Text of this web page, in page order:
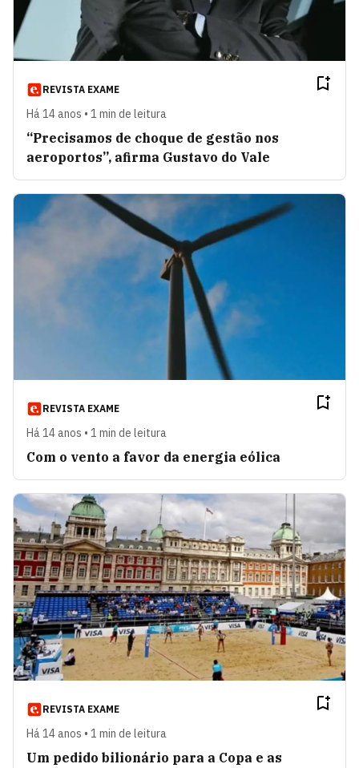
REVISTA EXAME
Há 14 anos • 1 min de leitura
“Precisamos de choque de gestão nos
aeroportos”, afirma Gustavo do Vale
REVISTA EXAME
Há 14 anos • 1 min de leitura
Com o vento a favor da energia eólica
REVISTA EXAME
Há 14 anos • 1 min de leitura
Um pedido bilionário para a Copa e as